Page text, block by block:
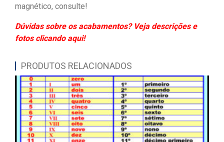
magnético, consulte!
Dúvidas sobre os acabamentos? Veja descrições e
fotos clicando aqui!
PRODUTOS RELACIONADOS